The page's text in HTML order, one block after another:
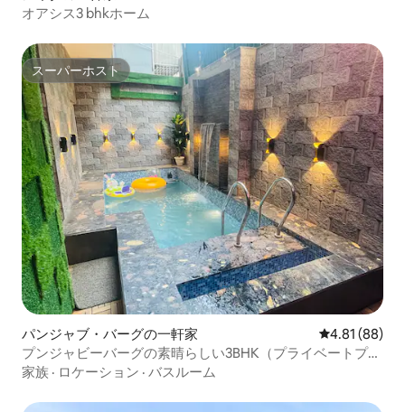
オアシス3 bhkホーム
スーパーホスト
スーパーホスト
パンジャブ・バーグの一軒家 レビュー88
4.81 (88)
プンジャビーバーグの素晴らしい3BHK（プライベートプー
ル付き）
家族 · ロケーション · バスルーム